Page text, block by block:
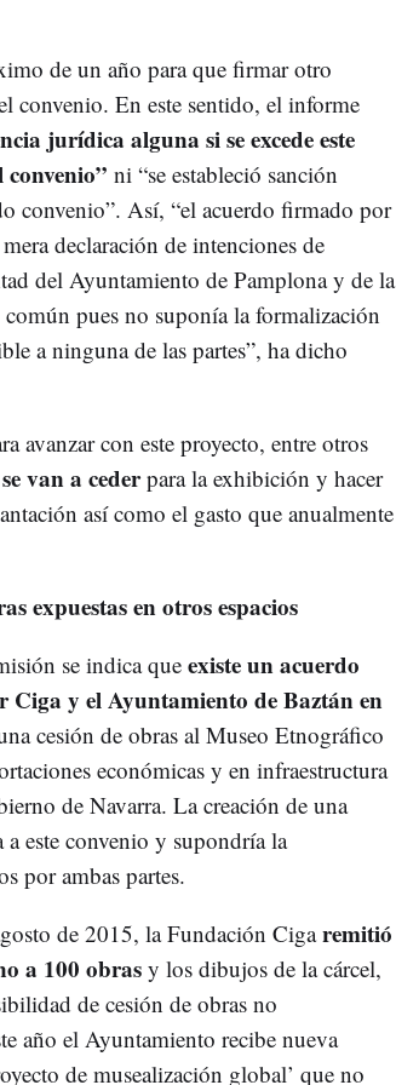
de un año para que firmar otro
convenio. En este sentido, el informe
jurídica alguna si se excede este
ni “se estableció sanción
convenio”. Así, “el acuerdo firmado por
declaración de intenciones de
del Ayuntamiento de Pamplona y de la
pues no suponía la formalización
a ninguna de las partes”, ha dicho
avanzar con este proyecto, entre otros
van a cederpara la exhibición y hacer
así como el gasto que anualmente
expuestas en otros espacios
se indica queexiste un acuerdo
y el Ayuntamiento de Baztán en
cesión de obras al Museo Etnográfico
económicas y en infraestructura
de Navarra. La creación de una
este convenio y supondría la
por ambas partes.
de 2015, la Fundación Cigaremitió
a 100 obrasy los dibujos de la cárcel,
de cesión de obras no
año el Ayuntamiento recibe nueva
de musealización global’ que no